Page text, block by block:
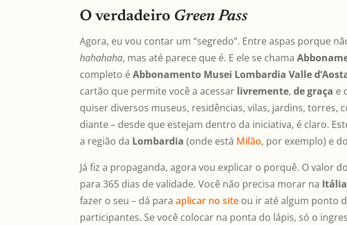
O verdadeiro Green Pass
Agora, eu vou contar um “segredo”. Entre aspas porque
hahahaha, mas até parece que é. E ele se chama
completo éAbbonamento Musei Lombardia Valle
cartão que permite você a acessar livremente,de graça e
quiser diversos museus, residências, vilas, jardins, torres,
diante – desde que estejam dentro da iniciativa, é claro.
a região da Lombardia (onde está Milão, por exemplo) e
Já fiz a propaganda, agora vou explicar o porquê. O valor
para 365 dias de validade. Você não precisa morar na Itália
fazer o seu – dá paraaplicar no site ou ir até algum ponto
participantes. Se você colocar na ponta do lápis, só o